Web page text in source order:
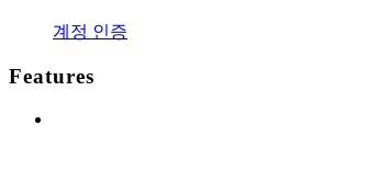
계정 인증
Features